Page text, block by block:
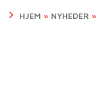
HJEM » NYHEDER »